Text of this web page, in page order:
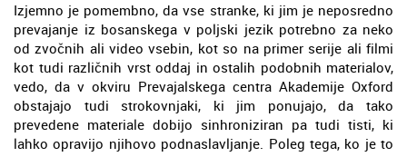
Izjemno je pomembno, da vse stranke, ki jim je neposredno
prevajanje iz bosanskega v poljski jezik potrebno za neko
od zvočnih ali video vsebin, kot so na primer serije ali filmi
kot tudi različnih vrst oddaj in ostalih podobnih materialov,
vedo, da v okviru Prevajalskega centra Akademije Oxford
obstajajo tudi strokovnjaki, ki jim ponujajo, da tako
prevedene materiale dobijo sinhroniziran pa tudi tisti, ki
lahko opravijo njihovo podnaslavljanje. Poleg tega, ko je to